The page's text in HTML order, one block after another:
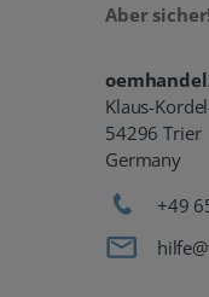
Aber
Klaus-
54296 Trier
Germany
+49